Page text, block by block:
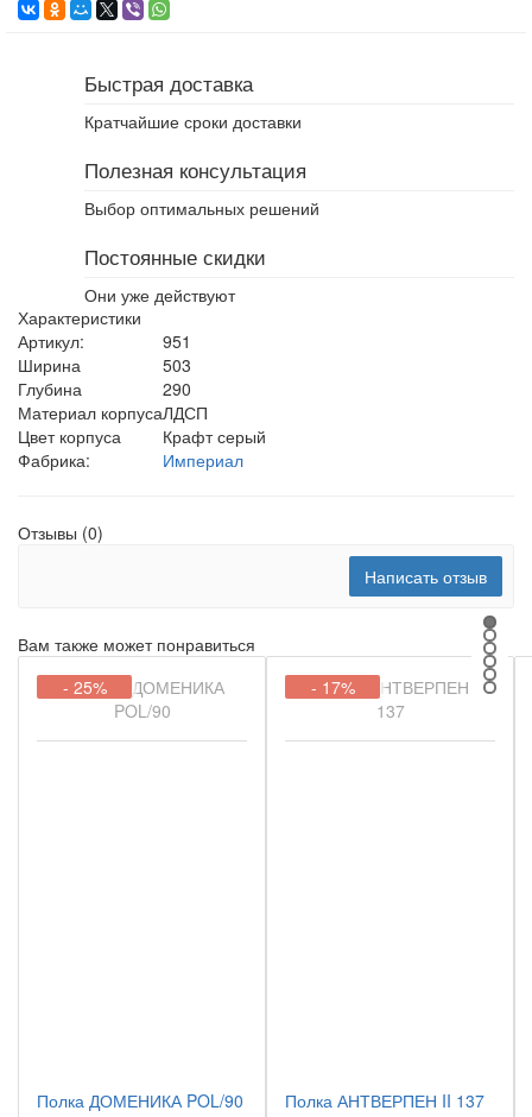
Быстрая доставка
Кратчайшие сроки доставки
Полезная консультация
Выбор оптимальных решений
Постоянные скидки
Они уже действуют
Характеристики
Артикул:
951
Ширина
503
Глубина
290
Материал корпусаЛДСП
Цвет корпуса
Крафт серый
Фабрика:
Империал
Отзывы (0)
Написать отзыв
Вам также может понравиться
- 25%
Полка ДОМЕНИКА POL/90
- 17%
Полка АНТВЕРПЕН II 137